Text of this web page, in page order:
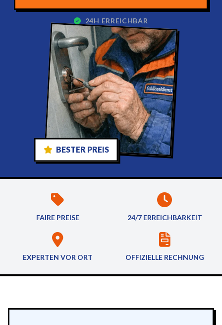
24H ERREICHBAR
BESTER PREIS
FAIRE PREISE 24/7 ERREICHBARKEIT
EXPERTEN VOR ORT OFFIZIELLE RECHNUNG